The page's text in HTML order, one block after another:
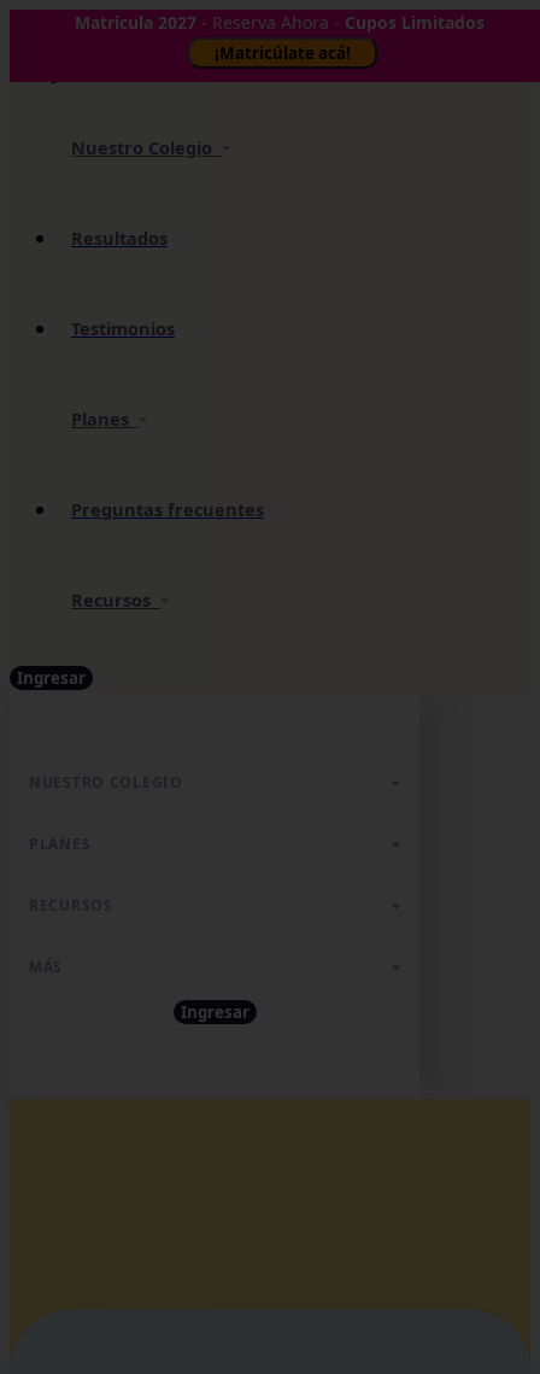
Matrícula 2027 - Reserva Ahora - Cupos Limitados
¡Matricúlate acá!
Nuestro Colegio
Resultados
Testimonios
Planes
Preguntas frecuentes
Recursos
Ingresar
Ingresar